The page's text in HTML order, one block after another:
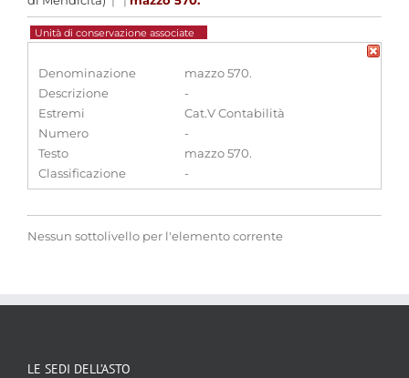
Unità di conservazione associate
Denominazione
mazzo 570.
Descrizione
-
Estremi
Cat.V Contabilità
Numero
-
Testo
mazzo 570.
Classificazione
-
Nessun sottolivello per l'elemento corrente
LE SEDI DELL’ASTO